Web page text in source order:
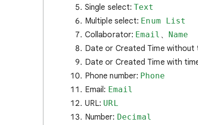
Single select:Text
Multiple select: Enum List
Collaborator: Email 、 Name
Date or Created Time without
Date or Created Time with
Phone number: Phone
Email: Email
URL: URL
Number: Decimal